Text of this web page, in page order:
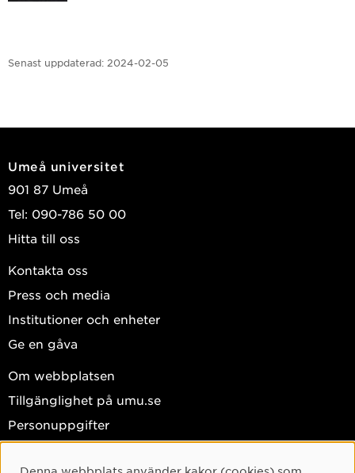
Senast uppdaterad: 2024-02-05
Umeå universitet
901 87 Umeå
Tel: 090-786 50 00
Hitta till oss
Kontakta oss
Press och media
Institutioner och enheter
Ge en gåva
Om webbplatsen
Tillgänglighet på umu.se
Personuppgifter